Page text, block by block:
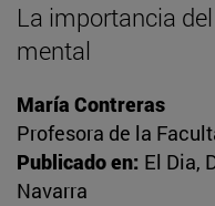
La importancia
mental
María Contreras
Profesora de la
Publicado en: El Dia,
Navarra